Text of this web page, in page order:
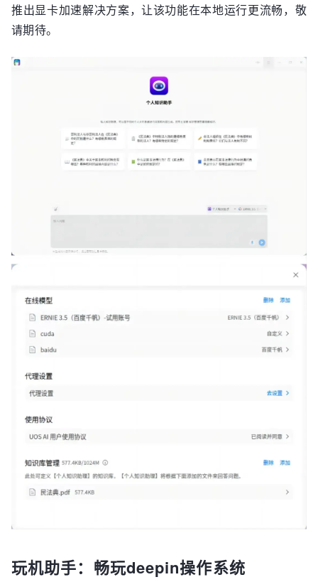
推出显卡加速解决方案，让该功能在本地运行更流畅，敬
请期待。
玩机助手：畅玩deepin操作系统